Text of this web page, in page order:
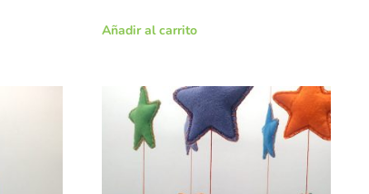
Añadir al carrito